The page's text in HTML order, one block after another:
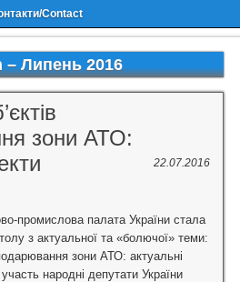
Contact
–Липень 2016
зони АТО:
22.07.2016
промислова палата України стала
з актуальної та «болючої» теми:
зони АТО: актуальні
народні депутати України